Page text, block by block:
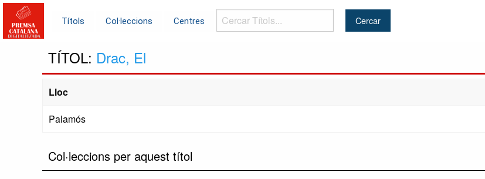
Títols Col·leccions Centres
Cercar
Títols...
TÍTOL: Drac, El
Lloc
Palamós
Col·leccions per aquest títol